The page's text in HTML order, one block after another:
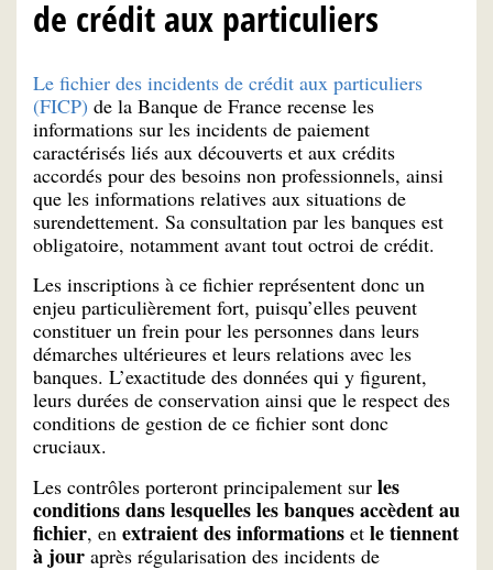
de crédit aux particuliers
Le fichier des incidents de crédit aux particuliers
(FICP) de la Banque de France recense les
informations sur les incidents de paiement
caractérisés liés aux découverts et aux crédits
accordés pour des besoins non professionnels, ainsi
que les informations relatives aux situations de
surendettement. Sa consultation par les banques est
obligatoire, notamment avant tout octroi de crédit.
Les inscriptions à ce fichier représentent donc un
enjeu particulièrement fort, puisqu’elles peuvent
constituer un frein pour les personnes dans leurs
démarches ultérieures et leurs relations avec les
banques. L’exactitude des données qui y figurent,
leurs durées de conservation ainsi que le respect des
conditions de gestion de ce fichier sont donc
cruciaux.
Les contrôles porteront principalement sur les
conditions dans lesquelles les banques accèdent au
fichier, en extraient des informations et le tiennent
à jour après régularisation des incidents de